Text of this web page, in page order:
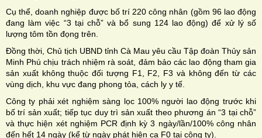
Cụ thể, doanh nghiệp được bố trí 220 công nhân (gồm 96 lao động
đang làm việc “3 tại chỗ” và bổ sung 124 lao động) để xử lý số
lượng tôm tồn đọng trên.
Đồng thời, Chủ tịch UBND tỉnh Cà Mau yêu cầu Tập đoàn Thủy sản
Minh Phú chịu trách nhiệm rà soát, đảm bảo các lao động tham gia
sản xuất không thuộc đối tượng F1, F2, F3 và không đến từ các
vùng dịch, khu vực đang phong tỏa, cách ly y tế.
Công ty phải xét nghiệm sàng lọc 100% người lao động trước khi
bố trí sản xuất; tiếp tục duy trì sản xuất theo phương án “3 tại chỗ”
và thực hiện xét nghiệm PCR định kỳ 3 ngày/lần/100% công nhân
đến hết 14 ngày (kể từ ngày phát hiện ca F0 tại công ty).